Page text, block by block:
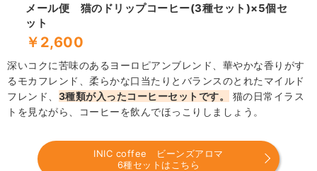
メール便 猫のドリップコーヒー(3種セット)×5個セ
ット
￥2,600
深いコクに苦味のあるヨーロピアンブレンド、華やかな香りがす
るモカフレンド、柔らかな口当たりとバランスのとれたマイルド
フレンド、 3種類が入ったコーヒーセットです。
猫の日常イラス
トを見ながら、コーヒーを飲んでほっこりしましょう。
INIC coffee ビーンズアロマ
6種セットはこちら